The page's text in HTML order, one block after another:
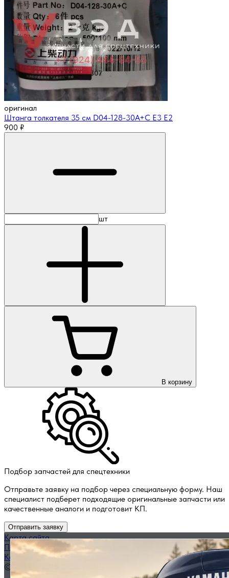
оригинал
Штанга толкателя 35 см D04-128-30A+C Е3 Е2
900 ₽
шт
В корзину
Подбор запчастей для спецтехники
Отправьте заявку на подбор через специальную форму. Наш
специалист подберет подходящие оригинальные запчасти или
качественные аналоги и подготовит КП.
Отправить заявку
Карта сайта
Политика конфиденциальности
Каталог запчастей по названию
© 2014 — 2026 ООО «ВЭД»